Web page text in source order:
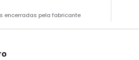
encerradas pela fabricante